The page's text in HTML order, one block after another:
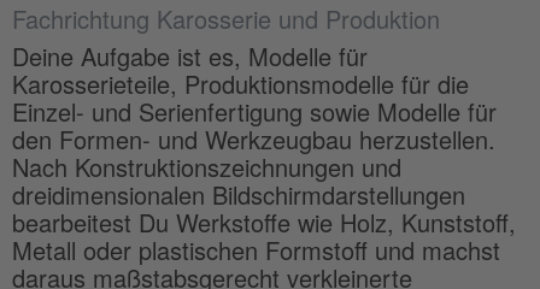
Fachrichtung Karosserie und Produktion
Deine Aufgabe ist es, Modelle für
Karosserieteile, Produktionsmodelle für die
Einzel- und Serienfertigung sowie Modelle für
den Formen- und Werkzeugbau herzustellen.
Nach Konstruktionszeichnungen und
dreidimensionalen Bildschirmdarstellungen
bearbeitest Du Werkstoffe wie Holz, Kunststoff,
Metall oder plastischen Formstoff und machst
daraus maßstabsgerecht verkleinerte